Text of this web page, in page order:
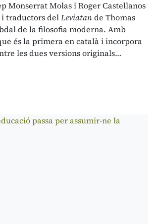
Monserrat Molas i Roger Castellanos
traductors delLeviatande Thomas
de la filosofia moderna. Amb
és la primera en català i incorpora
les dues versions originals…